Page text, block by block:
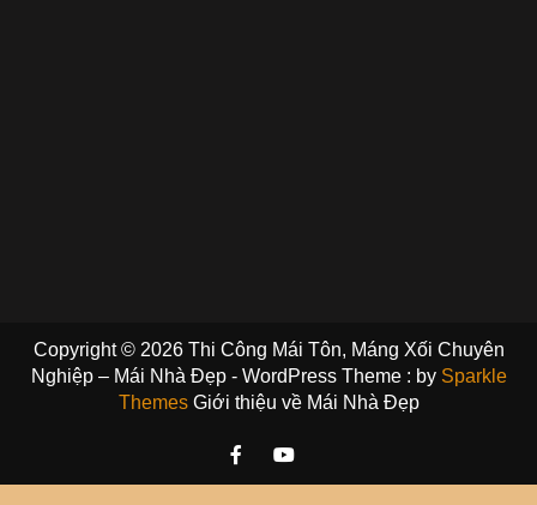
Copyright © 2026 Thi Công Mái Tôn, Máng Xối Chuyên
Nghiệp – Mái Nhà Đẹp - WordPress Theme : by Sparkle
Themes Giới thiệu về Mái Nhà Đẹp